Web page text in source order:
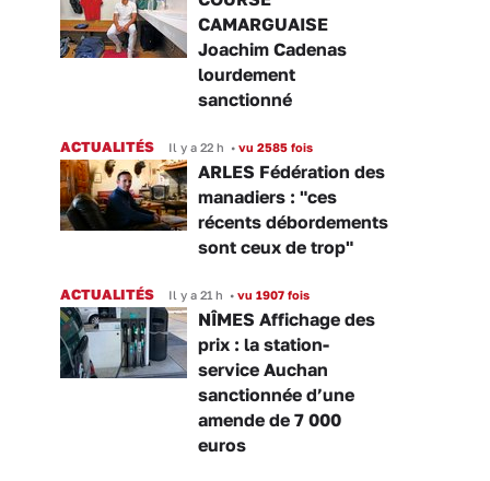
CAMARGUAISE
Joachim Cadenas
lourdement
sanctionné
ACTUALITÉS Il y a 22 h • vu 2585 fois
ARLES Fédération des
manadiers : "ces
récents débordements
sont ceux de trop"
ACTUALITÉS Il y a 21 h • vu 1907 fois
NÎMES Affichage des
prix : la station-
service Auchan
sanctionnée d’une
amende de 7 000
euros